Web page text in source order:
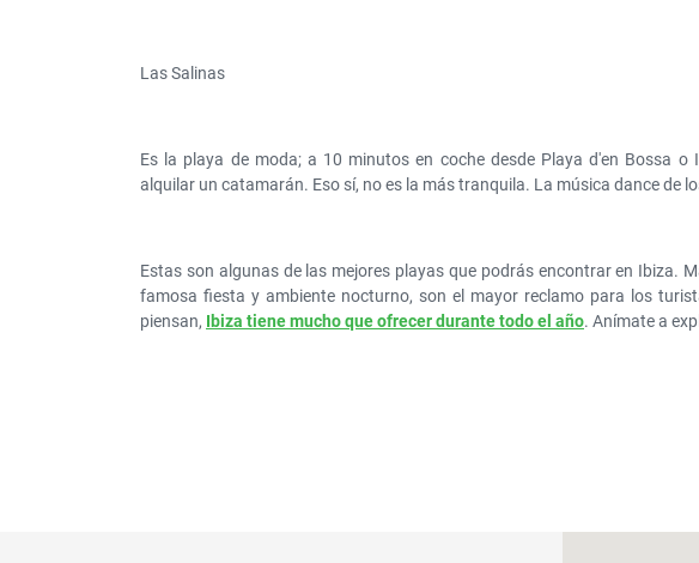
Las Salinas
Es la playa de moda; a 10 minutos en coche desde Playa d'en Bossa
alquilar un catamarán. Eso sí, no es la más tranquila. La música dance de
Estas son algunas de las mejores playas que podrás encontrar en Ibiza.
famosa fiesta y ambiente nocturno, son el mayor reclamo para los
piensan, Ibiza tiene mucho que ofrecer durante todo el año. Anímate a